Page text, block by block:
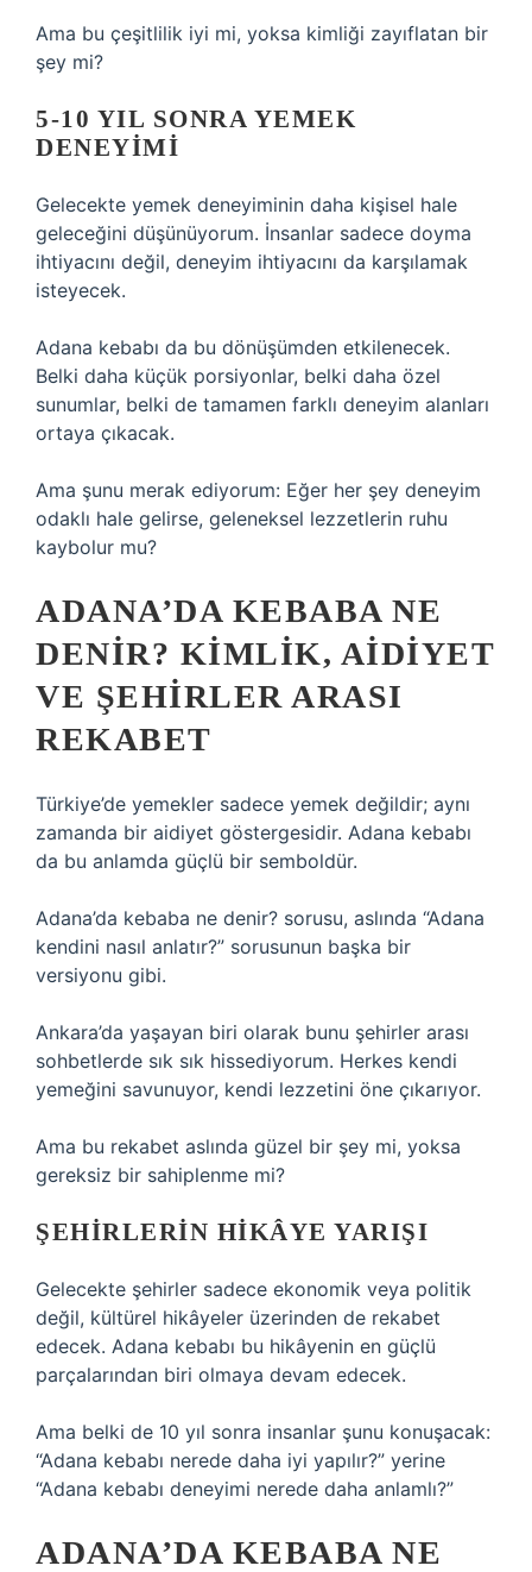
Ama bu çeşitlilik iyi mi, yoksa kimliği zayıflatan bir
şey mi?
5-10 YIL SONRA YEMEK
DENEYIMI
Gelecekte yemek deneyiminin daha kişisel hale
geleceğini düşünüyorum. İnsanlar sadece doyma
ihtiyacını değil, deneyim ihtiyacını da karşılamak
isteyecek.
Adana kebabı da bu dönüşümden etkilenecek.
Belki daha küçük porsiyonlar, belki daha özel
sunumlar, belki de tamamen farklı deneyim alanları
ortaya çıkacak.
Ama şunu merak ediyorum: Eğer her şey deneyim
odaklı hale gelirse, geleneksel lezzetlerin ruhu
kaybolur mu?
ADANA’DA KEBABA NE
DENIR? KIMLIK, AIDIYET
VE ŞEHIRLER ARASI
REKABET
Türkiye’de yemekler sadece yemek değildir; aynı
zamanda bir aidiyet göstergesidir. Adana kebabı
da bu anlamda güçlü bir semboldür.
Adana’da kebaba ne denir? sorusu, aslında “Adana
kendini nasıl anlatır?” sorusunun başka bir
versiyonu gibi.
Ankara’da yaşayan biri olarak bunu şehirler arası
sohbetlerde sık sık hissediyorum. Herkes kendi
yemeğini savunuyor, kendi lezzetini öne çıkarıyor.
Ama bu rekabet aslında güzel bir şey mi, yoksa
gereksiz bir sahiplenme mi?
ŞEHIRLERIN HIKÂYE YARIŞI
Gelecekte şehirler sadece ekonomik veya politik
değil, kültürel hikâyeler üzerinden de rekabet
edecek. Adana kebabı bu hikâyenin en güçlü
parçalarından biri olmaya devam edecek.
Ama belki de 10 yıl sonra insanlar şunu konuşacak:
“Adana kebabı nerede daha iyi yapılır?” yerine
“Adana kebabı deneyimi nerede daha anlamlı?”
ADANA’DA KEBABA NE